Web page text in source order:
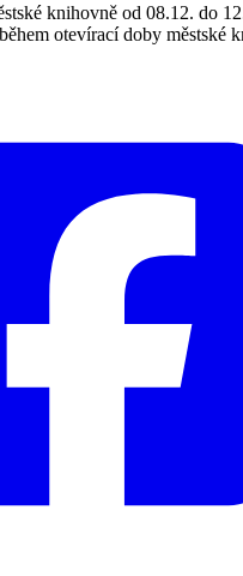
knihovně od 08.12. do
otevírací doby městské